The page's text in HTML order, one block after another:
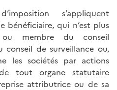
s’appliquent
bénéficiaire, qui n’est plus
ou membre du conseil
conseil de surveillance ou,
les sociétés par actions
tout organe statutaire
attributrice ou de sa